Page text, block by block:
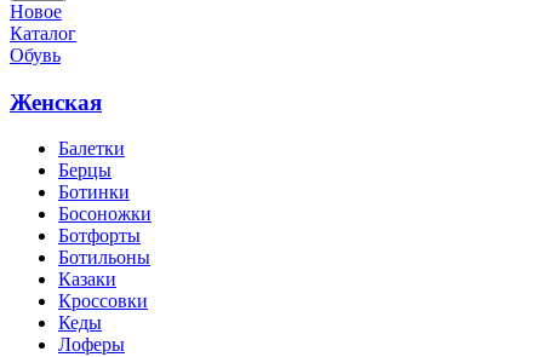
Новое
Каталог
Обувь
Женская
Балетки
Берцы
Ботинки
Босоножки
Ботфорты
Ботильоны
Казаки
Кроссовки
Кеды
Лоферы